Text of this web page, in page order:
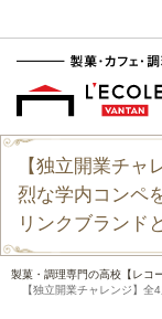
【独立開業チ
烈な学内コンペ
リンクブランド
製菓・調理専門の高校【レコ
【独立開業チャレンジ】